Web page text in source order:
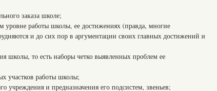
заказа школе;
уровне работы школы, ее достижениях (правда, многие
и до сих пор в аргументации своих главных достижений и
школы, то есть наборы четко выявленных проблем ее
участков работы школы;
учреждения и предназначения его подсистем, звеньев;